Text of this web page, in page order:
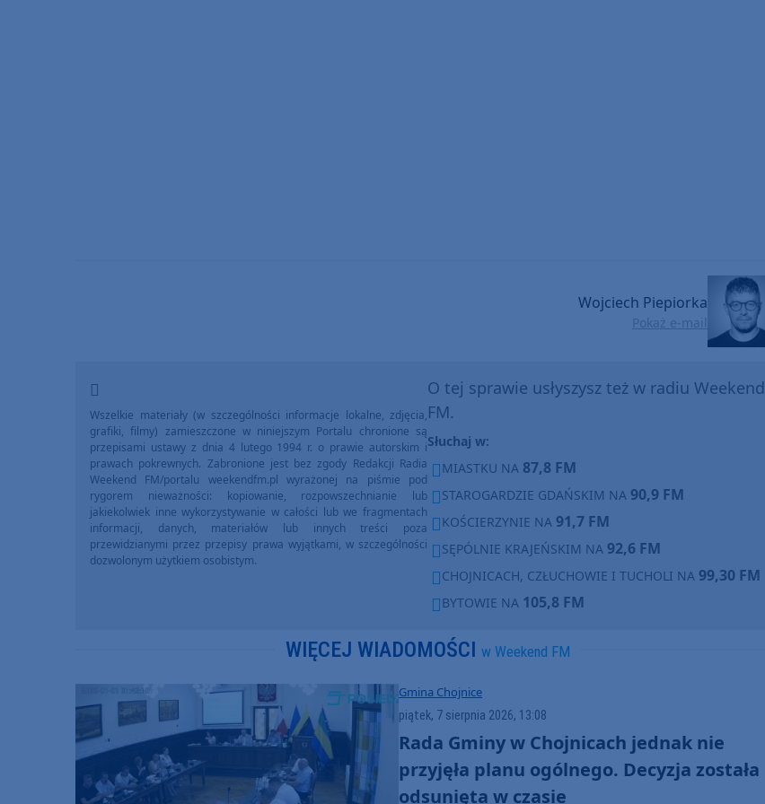
Wojciech Piepiorka
Pokaż e-mail
O tej sprawie usłyszysz też w radiu Weekend
FM.
Słuchaj w:
MIASTKU NA 87,8 FM
STAROGARDZIE GDAŃSKIM NA 90,9 FM
KOŚCIERZYNIE NA 91,7 FM
SĘPÓLNIE KRAJEŃSKIM NA 92,6 FM
CHOJNICACH, CZŁUCHOWIE I TUCHOLI NA 99,30 FM
BYTOWIE NA 105,8 FM
Wszelkie materiały (w szczególności informacje lokalne, zdjęcia,
grafiki, filmy) zamieszczone w niniejszym Portalu chronione są
przepisami ustawy z dnia 4 lutego 1994 r. o prawie autorskim i
prawach pokrewnych. Zabronione jest bez zgody Redakcji Radia
Weekend FM/portalu weekendfm.pl wyrażonej na piśmie pod
rygorem nieważności: kopiowanie, rozpowszechnianie lub
jakiekolwiek inne wykorzystywanie w całości lub we fragmentach
informacji, danych, materiałów lub innych treści poza
przewidzianymi przez przepisy prawa wyjątkami, w szczególności
dozwolonym użytkiem osobistym.
WIĘCEJ WIADOMOŚCI w Weekend FM
Gmina Chojnice
piątek, 7 sierpnia 2026, 13:08
Rada Gminy w Chojnicach jednak nie
przyjęła planu ogólnego. Decyzja została
odsunięta w czasie